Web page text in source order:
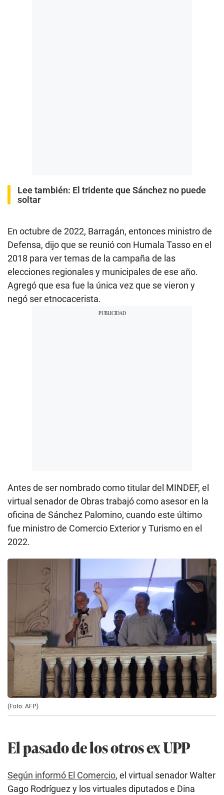
Lee también: El tridente que Sánchez no puede
soltar
En octubre de 2022, Barragán, entonces ministro de
Defensa, dijo que se reunió con Humala Tasso en el
2018 para ver temas de la campaña de las
elecciones regionales y municipales de ese año.
Agregó que esa fue la única vez que se vieron y
negó ser etnocacerista.
Antes de ser nombrado como titular del MINDEF, el
virtual senador de Obras trabajó como asesor en la
oficina de Sánchez Palomino, cuando este último
fue ministro de Comercio Exterior y Turismo en el
2022.
(Foto: AFP)
El pasado de los otros ex UPP
Según informó El Comercio, el virtual senador Walter
Gago Rodríguez y los virtuales diputados e Dina